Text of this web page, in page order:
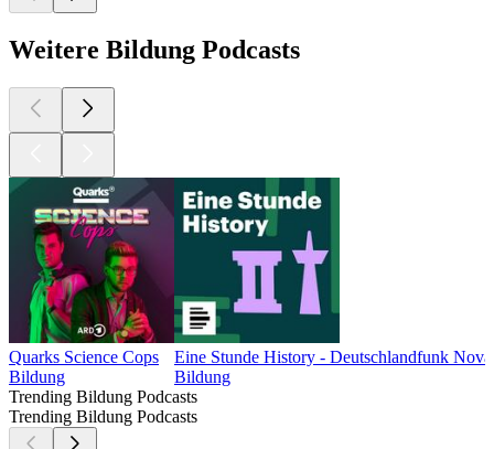
Weitere Bildung Podcasts
Quarks Science Cops
Bildung
Eine Stunde History - Deutschlandfunk Nova
Bildung
Trending Bildung Podcasts
Trending Bildung Podcasts